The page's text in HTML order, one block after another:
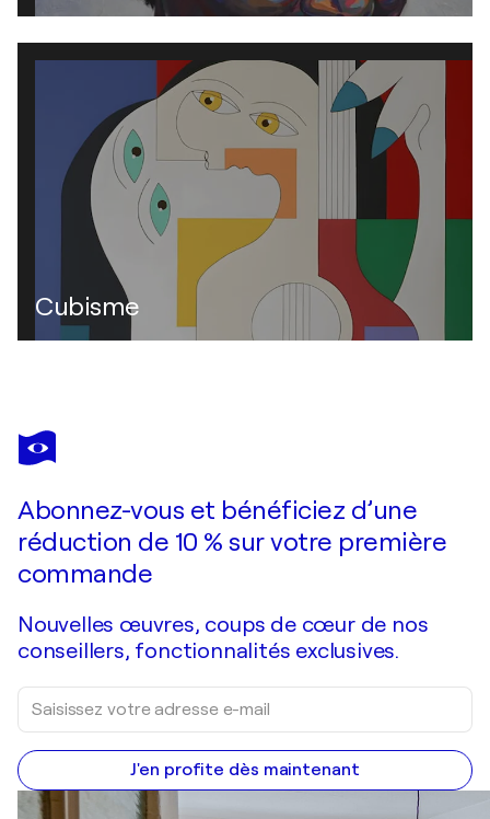
Cubisme
Abonnez-vous et bénéficiez d’une
réduction de 10 % sur votre première
commande
Nouvelles œuvres, coups de cœur de nos
conseillers, fonctionnalités exclusives.
J'en profite dès maintenant